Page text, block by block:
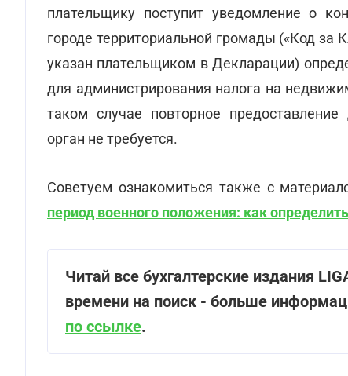
плательщику поступит уведомление о
городе территориальной громады («Код за
указан плательщиком в Декларации)
для администрирования налога на
таком случае повторное
орган не требуется.
Советуем ознакомиться также с
период военного положения: как
Читай все бухгалтерские издания
времени на поиск - больше
по ссылке.